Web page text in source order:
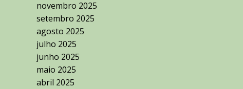
novembro 2025
setembro 2025
agosto 2025
julho 2025
junho 2025
maio 2025
abril 2025